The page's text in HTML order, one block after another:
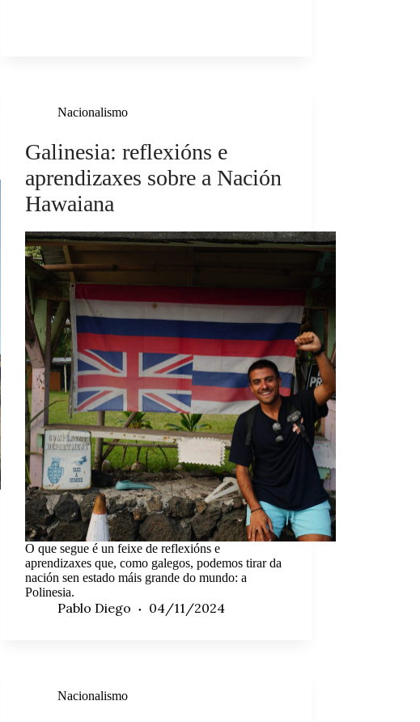
Nacionalismo
Galinesia: reflexións e
aprendizaxes sobre a Nación
Hawaiana
O que segue é un feixe de reflexións e
aprendizaxes que, como galegos, podemos tirar da
nación sen estado máis grande do mundo: a
Polinesia.
Pablo Diego 04/11/2024
Nacionalismo